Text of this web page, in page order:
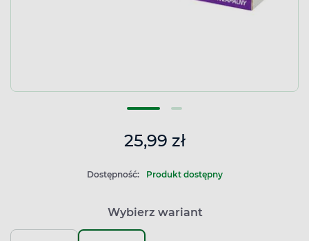
25,99 zł
Dostępność: Produkt dostępny
Wybierz wariant